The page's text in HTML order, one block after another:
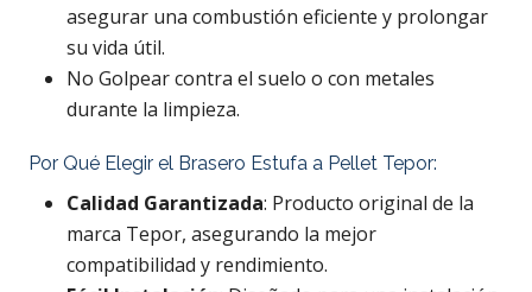
asegurar una combustión eficiente y prolongar
su vida útil.
No Golpear contra el suelo o con metales
durante la limpieza.
Por Qué Elegir el Brasero Estufa a Pellet Tepor:
Calidad Garantizada: Producto original de la
marca Tepor, asegurando la mejor
compatibilidad y rendimiento.